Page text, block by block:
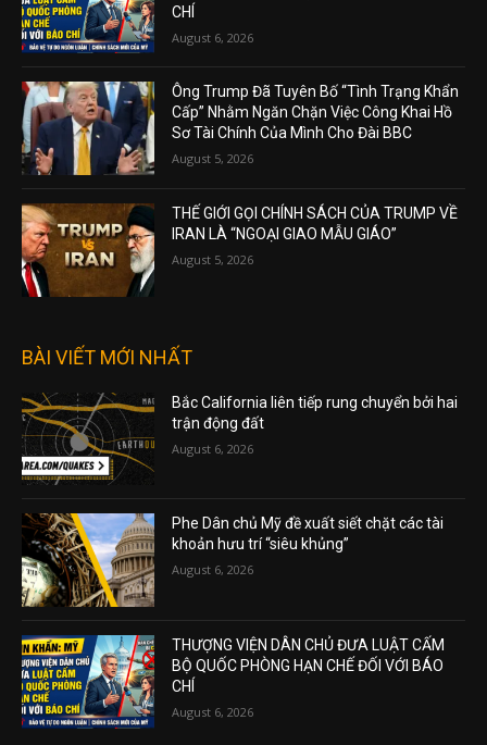
CHÍ
August 6, 2026
Ông Trump Đã Tuyên Bố “Tình Trạng Khẩn
Cấp” Nhằm Ngăn Chặn Việc Công Khai Hồ
Sơ Tài Chính Của Mình Cho Đài BBC
August 5, 2026
THẾ GIỚI GỌI CHÍNH SÁCH CỦA TRUMP VỀ
IRAN LÀ “NGOẠI GIAO MẪU GIÁO”
August 5, 2026
BÀI VIẾT MỚI NHẤT
Bắc California liên tiếp rung chuyển bởi hai
trận động đất
August 6, 2026
Phe Dân chủ Mỹ đề xuất siết chặt các tài
khoản hưu trí “siêu khủng”
August 6, 2026
THƯỢNG VIỆN DÂN CHỦ ĐƯA LUẬT CẤM
BỘ QUỐC PHÒNG HẠN CHẾ ĐỐI VỚI BÁO
CHÍ
August 6, 2026